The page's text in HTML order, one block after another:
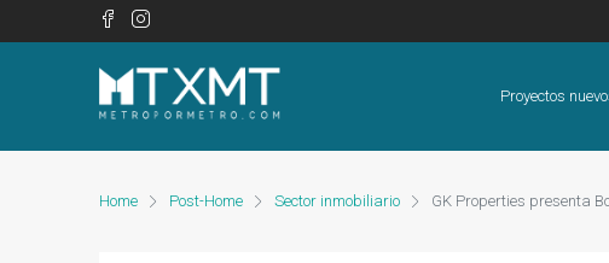
Proyectos
Home Post-Home Sector inmobiliario GK Properties presenta